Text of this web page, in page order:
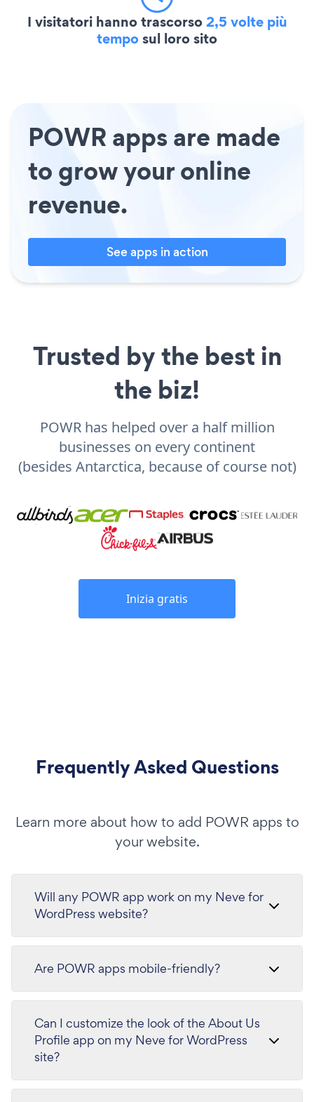
I visitatori hanno trascorso2,5 volte più
temposul loro sito
POWR apps are made
to grow your online
revenue.
See apps in action
Trusted by the best in
the biz!
POWR has helped over a half million
businesses on every continent
(besides Antarctica, because of course not)
Inizia gratis
Frequently Asked Questions
Learn more about how to add POWR apps to
your website.
Will any POWR app work on my Neve for
WordPress website?
Are POWR apps mobile-friendly?
Can I customize the look of the About Us
Profile app on my Neve for WordPress
site?